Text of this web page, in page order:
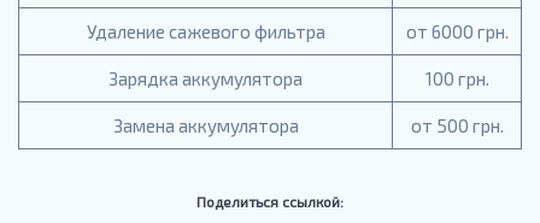
Удаление сажевого фильтра от 6000 грн.
Зарядка аккумулятора 100 грн.
Замена аккумулятора от 500 грн.
Поделиться ссылкой: